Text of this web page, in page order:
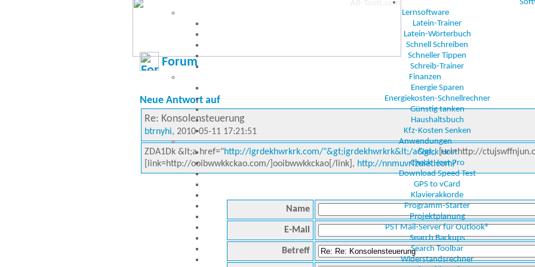
Lernsoftware
Latein-Trainer
Latein-Wörterbuch
Schnell Schreiben
Schneller Tippen
Schreib-Trainer
Finanzen
Energie Sparen
Energiekosten-Schnellrechner
Günstig tanken
Haushaltsbuch
Kfz-Kosten Senken
Anwendungen
Check Host
Check Host Pro
Download Speed Test
GPS to vCard
Klavierakkorde
Programm-Starter
Projektplanung
PST Mail-Server für Outlook®
Search Backups
Search Toolbar
Widerstandsrechner
Forum
Neue Antwort auf
Re: Konsolensteuerung
btrnyhi, 2010-05-11 17:21:51
ZDA1Dk &lt;a href="http://igrdekhwrkrk.com/"&gt;igrdekhwrkrk&lt;/a&gt;,[url=http://
[link=http://ooibwwkkckao.com/]ooibwwkkckao[/link], http://nnmuvrfzuiet.com/
Name
E-Mail
Betreff